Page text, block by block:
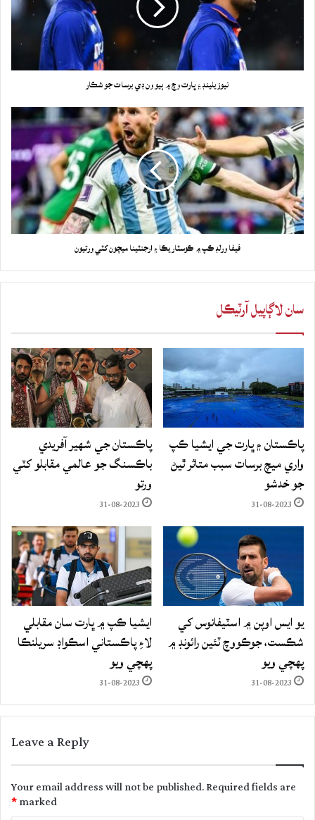
نيوزيلينڊ ۽ ڀارت وچ ۾ ٻيو ون ڊي برسات جو شڪار
فيفا ورلڊ ڪپ ۾ ڪوسٽاريڪا ۽ ارجنٽينا ميچون کٽي ورتيون
سان لاڳاپيل آرٽيڪل
پاڪستان ۽ ڀارت جي ايشيا ڪپ
واري ميچ برسات سبب متاثر ٿيڻ
جو خدشو
31-08-2023
پاڪستان جي شهير آفريدي
باڪسنگ جو عالمي مقابلو کٽي
ورتو
31-08-2023
يو ايس اوپن ۾ اسٽيفانوس کي
شڪست، جوڪووچ ٽئين رائونڊ ۾
پهچي ويو
31-08-2023
ايشيا ڪپ ۾ ڀارت سان مقابلي
لاءِ پاڪستاني اسڪواڊ سريلنڪا
پهچي ويو
31-08-2023
Leave a Reply
Your email address will not be published.Required fields are
marked
*